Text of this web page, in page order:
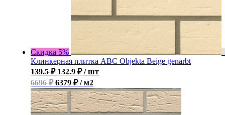
Скидка 5%
Клинкерная плитка ABC Objekta Beige genarbt
139.5₽ 132.9 ₽ / шт
6696 ₽6379 ₽ / м2